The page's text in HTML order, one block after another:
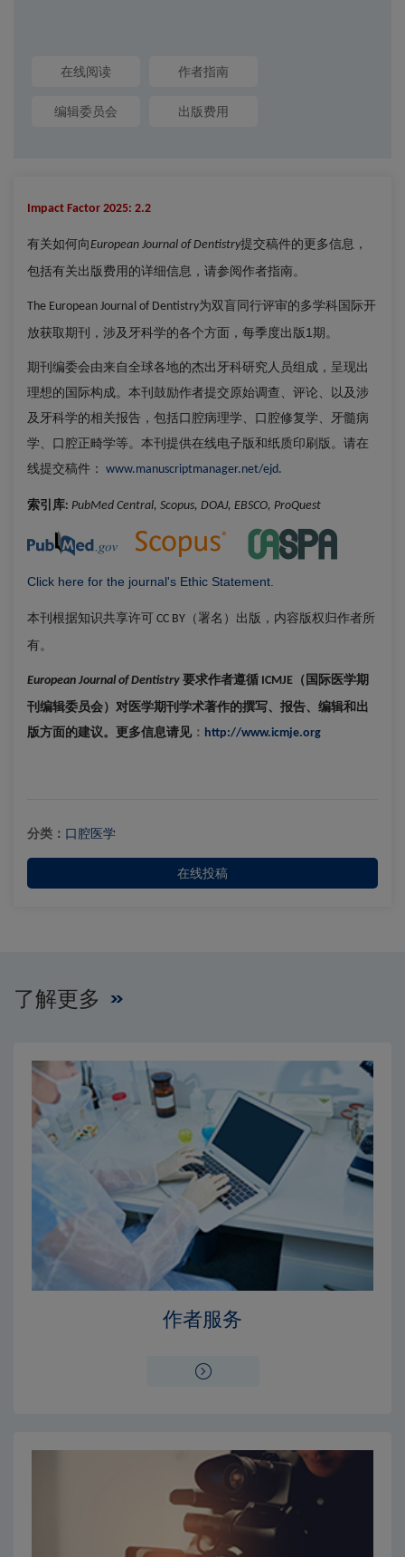
在线阅读 作者指南
编辑委员会 出版费用
Impact Factor 2025: 2.2
有关如何向European Journal of Dentistry提交稿件的更多信息，
包括有关出版费用的详细信息，请参阅作者指南。
The European Journal of Dentistry为双盲同行评审的多学科国际开
放获取期刊，涉及牙科学的各个方面，每季度出版1期。
期刊编委会由来自全球各地的杰出牙科研究人员组成，呈现出
理想的国际构成。本刊鼓励作者提交原始调查、评论、以及涉
及牙科学的相关报告，包括口腔病理学、口腔修复学、牙髓病
学、口腔正畸学等。本刊提供在线电子版和纸质印刷版。请在
线提交稿件： www.manuscriptmanager.net/ejd.
索引库: PubMed Central, Scopus, DOAJ, EBSCO, ProQuest
Click here for the journal's Ethic Statement.
本刊根据知识共享许可 CC BY （署名）出版，内容版权归作者所
有。
European Journal of Dentistry 要求作者遵循 ICMJE （国际医学期
刊编辑委员会）对医学期刊学术著作的撰写、报告、编辑和出
版方面的建议。更多信息请见： http://www.icmje.org
分类： 口腔医学
在线投稿
编辑委员会
出版费用
了解更多
作者服务